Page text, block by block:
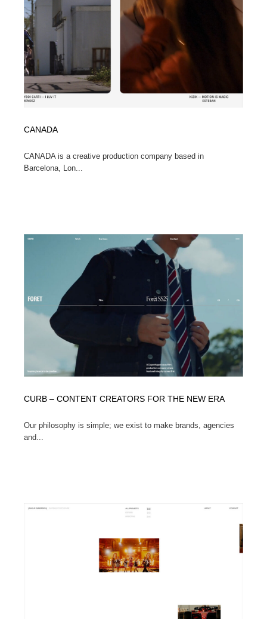
CANADA
CANADA is a creative production company based in
Barcelona, Lon...
CURB – CONTENT CREATORS FOR THE NEW ERA
Our philosophy is simple; we exist to make brands, agencies
and...